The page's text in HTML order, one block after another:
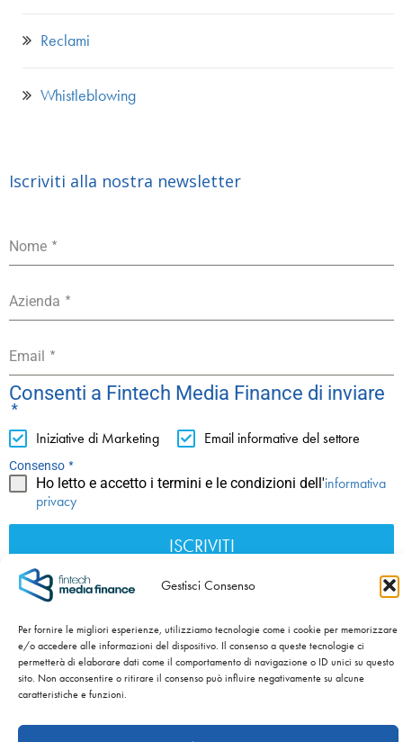
Gestisci Consenso
Per fornire le migliori esperienze, utilizziamo tecnologie come i cookie per memorizzare
e/o accedere alle informazioni del dispositivo. Il consenso a queste tecnologie ci
permetterà di elaborare dati come il comportamento di navigazione o ID unici su questo
sito. Non acconsentire o ritirare il consenso può influire negativamente su alcune
caratteristiche e funzioni.
Reclami
Whistleblowing
Iscriviti alla nostra newsletter
Nome *
Azienda *
Email *
Consenti a Fintech Media Finance di inviare
*
Iniziative di Marketing Email informative del settore
Consenso *
Ho letto e accetto i termini e le condizioni dell'informativa
privacy
ISCRIVITI
C.F./P.IVA/Nr. iscr. al Registro Imprese 04120570983 -
Numero REA BS – 589954 - Cap. Sociale int. versato €
100.000,00 -
SITO WEB SVILUPPATO DANIDA’S – NATI CON LA CRISI.